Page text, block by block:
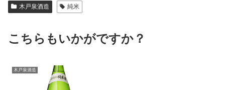
木戸泉酒造 純米
こちらもいかがですか？
木戸泉酒造